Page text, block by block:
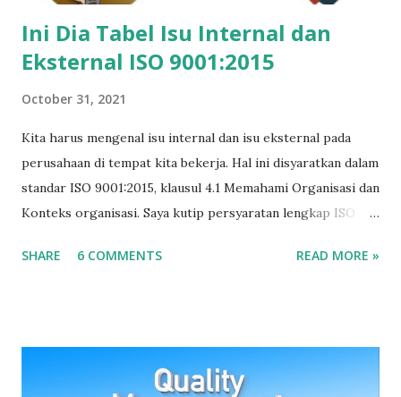
Ini Dia Tabel Isu Internal dan
Eksternal ISO 9001:2015
October 31, 2021
Kita harus mengenal isu internal dan isu eksternal pada
perusahaan di tempat kita bekerja. Hal ini disyaratkan dalam
standar ISO 9001:2015, klausul 4.1 Memahami Organisasi dan
Konteks organisasi. Saya kutip persyaratan lengkap ISO
Memahami organisasi dan konteksnya Organisasi harus
meninjau informasi tentang isu internal dan eksternal.
SHARE 6 COMMENTS READ MORE »